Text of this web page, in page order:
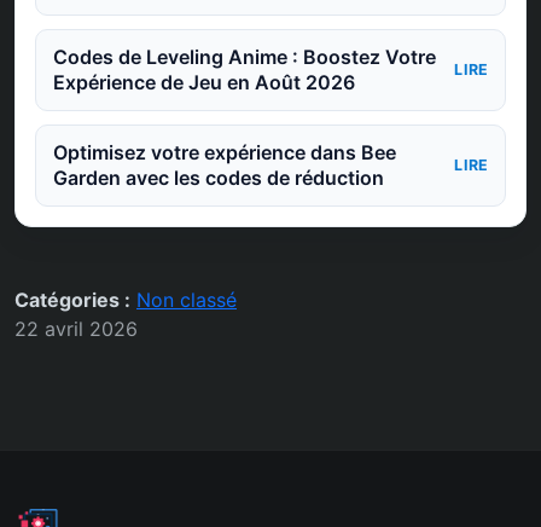
Codes de Leveling Anime : Boostez Votre
Expérience de Jeu en Août 2026
LIRE
Optimisez votre expérience dans Bee
Garden avec les codes de réduction
LIRE
Catégories : Non classé
22 avril 2026